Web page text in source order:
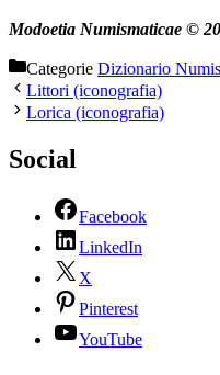
Modoetia Numismaticae ©
Categorie Dizionario
Littori (iconografia)
Lorica (iconografia)
Social
Facebook
LinkedIn
X
Pinterest
YouTube